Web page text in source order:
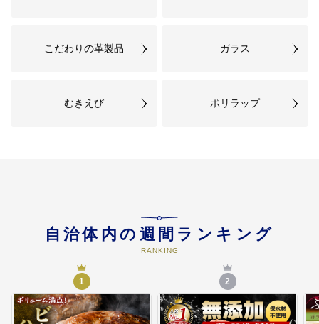
こだわりの革製品 ガラス
むきえび ポリラップ
自治体内の週間ランキング
RANKING
1 2